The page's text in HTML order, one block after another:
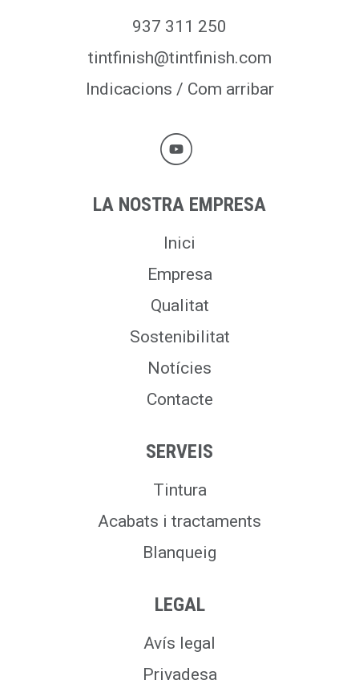
937 311 250
tintfinish@tintfinish.com
Indicacions / Com arribar
LA NOSTRA EMPRESA
Inici
Empresa
Qualitat
Sostenibilitat
Notícies
Contacte
SERVEIS
Tintura
Acabats i tractaments
Blanqueig
LEGAL
Avís legal
Privadesa